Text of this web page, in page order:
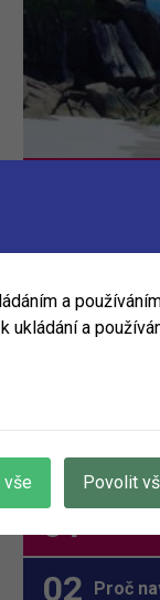
MOHLO BY
Proč
a
ukládání a
vše Povolit